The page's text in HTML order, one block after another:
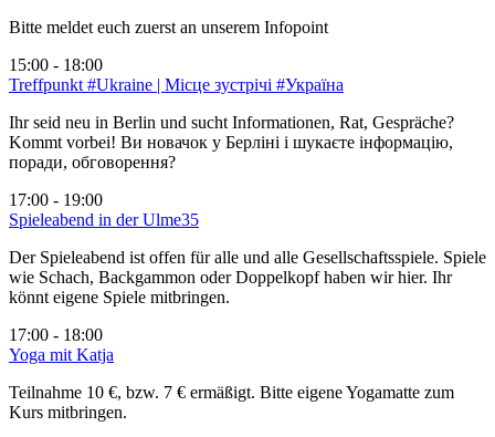
Bitte meldet euch zuerst an unserem Infopoint
15:00 - 18:00
Treffpunkt #Ukraine | Місце зустрічі #Україна
Ihr seid neu in Berlin und sucht Informationen, Rat, Gespräche?
Kommt vorbei! Ви новачок у Берліні і шукаєте інформацію,
поради, обговорення?
17:00 - 19:00
Spieleabend in der Ulme35
Der Spieleabend ist offen für alle und alle Gesellschaftsspiele. Spiele
wie Schach, Backgammon oder Doppelkopf haben wir hier. Ihr
könnt eigene Spiele mitbringen.
17:00 - 18:00
Yoga mit Katja
Teilnahme 10 €, bzw. 7 € ermäßigt. Bitte eigene Yogamatte zum
Kurs mitbringen.